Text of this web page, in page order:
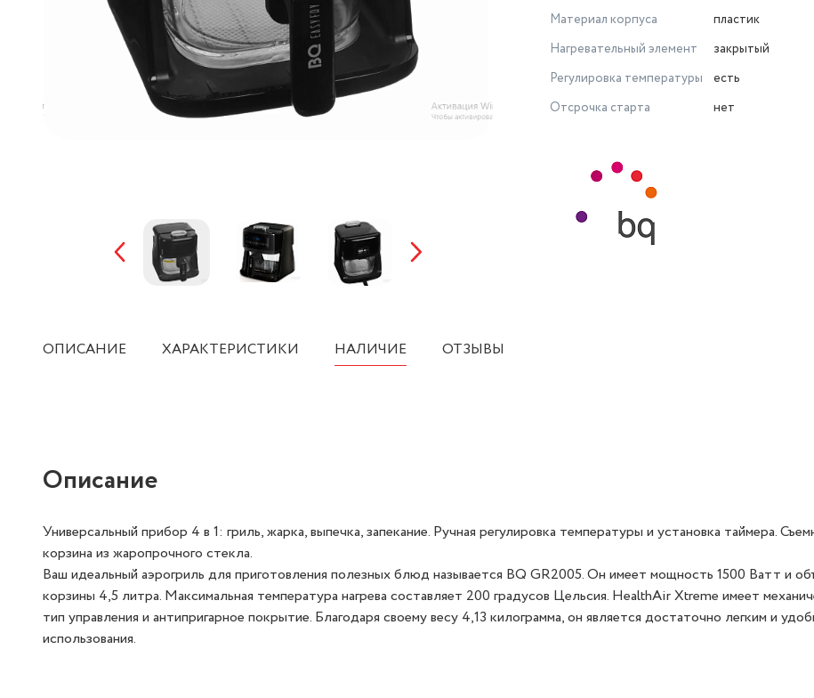
Материал корпуса
пластик
Нагревательный элемент
закрытый
Регулировка температуры
есть
Отсрочка старта
нет
ОПИСАНИЕ ХАРАКТЕРИСТИКИ НАЛИЧИЕ ОТЗЫВЫ
Описание
Универсальный прибор 4 в 1: гриль, жарка, выпечка, запекание. Ручная регулировка температуры и установка таймера.
корзина из жаропрочного стекла.
Ваш идеальный аэрогриль для приготовления полезных блюд называется BQ GR2005. Он имеет мощность 1500 Ватт и
корзины 4,5 литра. Максимальная температура нагрева составляет 200 градусов Цельсия. HealthAir Xtreme имеет
тип управления и антипригарное покрытие. Благодаря своему весу 4,13 килограмма, он является достаточно легким и
использования.